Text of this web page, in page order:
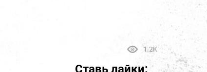
1.2K
Ставь лайки: